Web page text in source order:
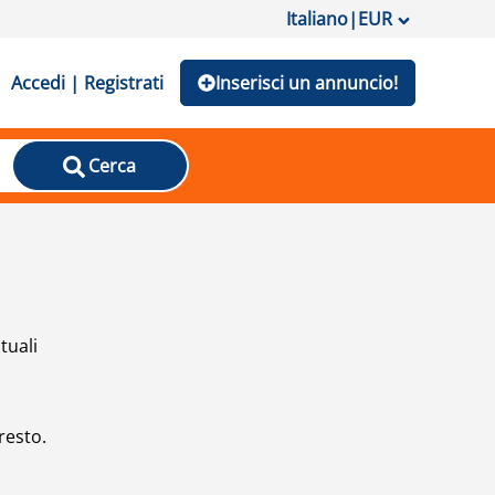
Italiano|EUR
Accedi | Registrati Inserisci un annuncio!
Cerca